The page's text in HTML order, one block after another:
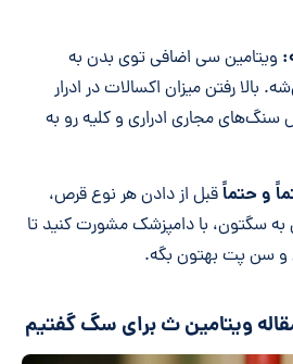
ویتامین سی اضافی توی بدن به
بالا رفتن میزان اکسالات در ادرار
مجاری ادراری و کلیه رو به
و حتماًقبل از دادن هر نوع قرص،
سگتون، با دامپزشک مشورت کنید تا
و سن پت بهتون بگه.
ویتامین ث برای سگ گفتیم